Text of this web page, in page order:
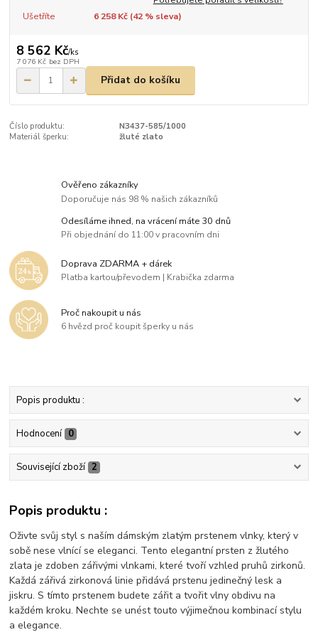
Ušetříte
6 258 Kč (42% sleva)
8 562 Kč/ks
7 076 Kč bez DPH
Přidat do košíku
Číslo produktu:
N3437-585/1000
Materiál šperku:
žluté zlato
Ověřeno zákazníky
Doporučuje nás 98 % našich zákazníků
Odesíláme ihned, na vrácení máte 30 dnů
Při objednání do 11:00 v pracovním dni
Doprava ZDARMA + dárek
Platba kartou/převodem | Krabička zdarma
Proč nakoupit u nás
6 hvězd proč koupit šperky u nás
Popis produktu :
Hodnocení 0
Související zboží 2
Popis produktu :
Oživte svůj styl s naším dámským zlatým prstenem vlnky, který v
sobě nese vlnící se eleganci. Tento elegantní prsten z žlutého
zlata je zdoben zářivými vlnkami, které tvoří vzhled pruhů zirkonů.
Každá zářivá zirkonová linie přidává prstenu jedinečný lesk a
jiskru. S tímto prstenem budete zářit a tvořit vlny obdivu na
každém kroku. Nechte se unést touto výjimečnou kombinací stylu
a elegance.